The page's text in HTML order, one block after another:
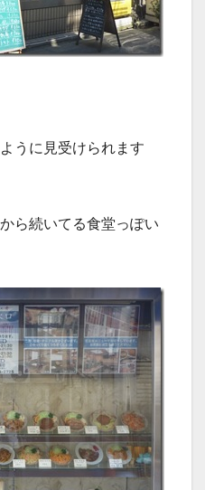
うに見受けられます
ら続いてる食堂っぽい